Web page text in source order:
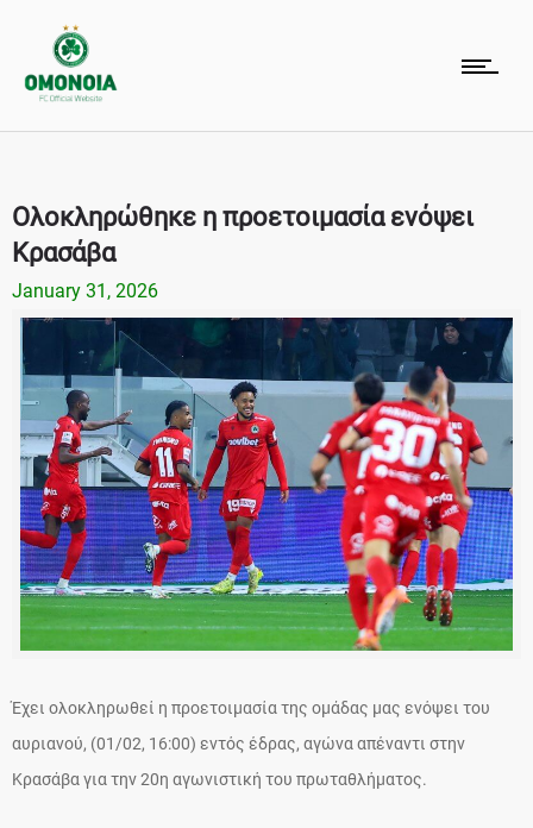
Ολοκληρώθηκε η προετοιμασία ενόψει
Κρασάβα
January 31, 2026
Έχει ολοκληρωθεί η προετοιμασία της ομάδας μας ενόψει του
αυριανού, (01/02, 16:00) εντός έδρας, αγώνα απέναντι στην
Κρασάβα για την 20η αγωνιστική του πρωταθλήματος.